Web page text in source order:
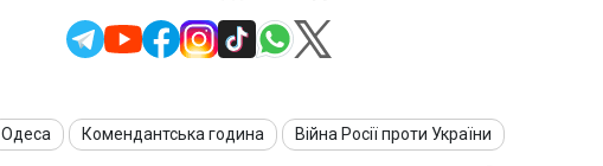
Одеса Комендантська година Війна Росії проти України